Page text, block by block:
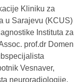
Kliniku za
u Sarajevu (KCUS)
Instituta za
prof.dr Domen
Vesnaver,
neuroradiologije.